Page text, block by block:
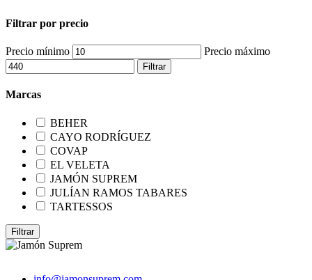
Filtrar por precio
Precio mínimo Precio máximo
Filtrar
Marcas
BEHER
CAYO RODRÍGUEZ
COVAP
EL VELETA
JAMÓN SUPREM
JULÍAN RAMOS TABARES
TARTESSOS
Filtrar